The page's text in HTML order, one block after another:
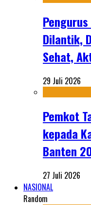
Dilantik,
Sehat,
29 Juli 2026
Pemkot
kepada
Banten
27 Juli 2026
NASIONAL
Random